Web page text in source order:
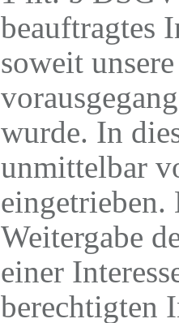
beauftragtes
soweit
wurde. In
unmittelbar
eingetrieben.
Weitergabe
einer
berechtigten